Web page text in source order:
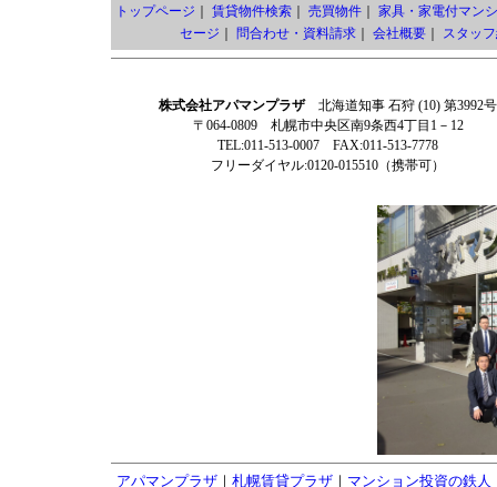
トップページ
賃貸物件検索｜ 売買物件｜ 家具・家電付マン
セージ
問合わせ・資料請求｜ 会社概要｜ スタッ
株式会社アパマンプラザ北海道知事 石狩 (10) 第3992号
〒064-0809 札幌市中央区南9条西4丁目1－12
TEL:011-513-0007 FAX:011-513-7778
フリーダイヤル:0120-015510（携帯可）
アパマンプラザ ｜ 札幌賃貸プラザ ｜ マンション投資の鉄人